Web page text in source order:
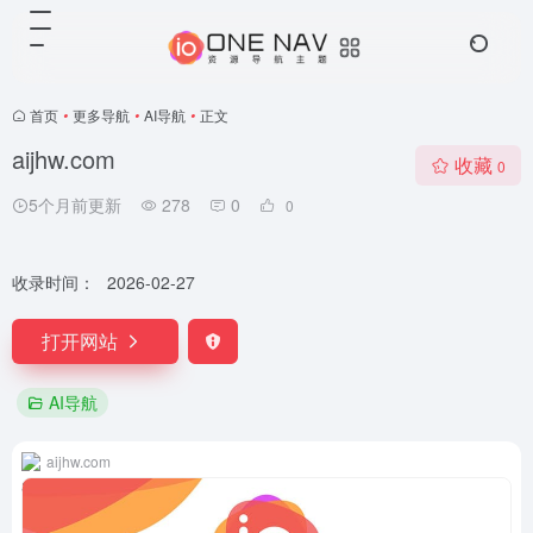
首页 • 更多导航 • AI导航 • 正文
aijhw.com
5个月前更新 278 0 0
收藏 0
收录时间： 2026-02-27
打开网站
AI导航
aijhw.com